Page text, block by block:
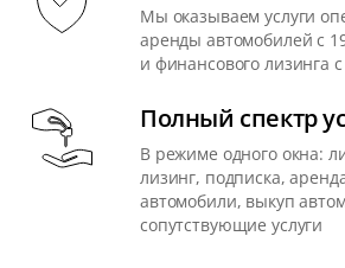
Мы оказываем услуги
аренды автомобилей с
и финансового лизинга
Полный спектр
В режиме одного окна:
лизинг, подписка,
автомобили, выкуп
сопутствующие услуги